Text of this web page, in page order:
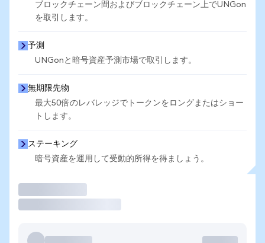
ブロックチェーン間およびブロックチェーン上でUNGon
を取引します。
予測
UNGonと暗号資産予測市場で取引します。
無期限先物
最大50倍のレバレッジでトークンをロングまたはショー
トします。
ステーキング
暗号資産を運用して受動的所得を得ましょう。